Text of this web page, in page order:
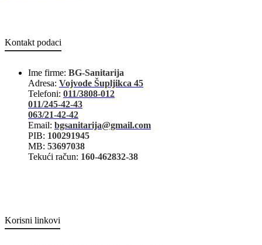
Kontakt podaci
Ime firme: BG-Sanitarija
Adresa: Vojvode Šupljikca 45
Telefoni: 011/3808-012
011/245-42-43
063/21-42-42
Email: bgsanitarija@gmail.com
PIB: 100291945
MB: 53697038
Tekući račun: 160-462832-38
Korisni linkovi